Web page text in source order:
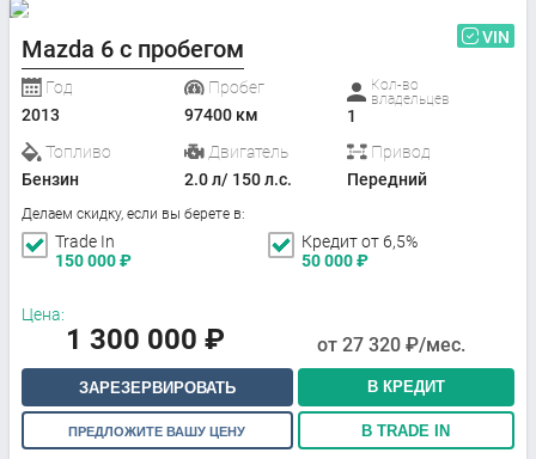
Mazda 6 с пробегом VIN
Год
2013
Пробег
97400 км
Кол-во
владельцев
1
Топливо
Бензин
Двигатель
2.0 л/ 150 л.с.
Привод
Передний
Делаем скидку, если вы берете в:
Trade In
150 000₽
Кредит от 6,5%
50 000₽
Цена:
1 300 000 ₽ от 27 320 ₽/мес.
ЗАРЕЗЕРВИРОВАТЬ В КРЕДИТ
ПРЕДЛОЖИТЕ ВАШУ ЦЕНУ В TRADE IN